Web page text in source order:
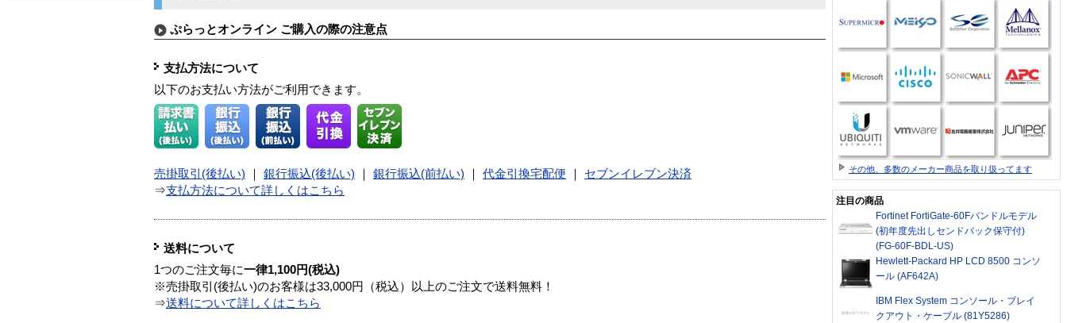
ぷらっとオンライン ご購入の際の注意点
支払方法について
以下のお支払い方法がご利用できます。
売掛取引(後払い) 銀行振込(後払い) 銀行振込(前払い) 代金引換宅配便
セブンイレブン決済
⇒支払方法について詳しくはこちら
送料について
1つのご注文毎に一律1,100円(税込)
※売掛取引(後払い)のお客様は33,000円（税込）以上のご注文で送料無料！
⇒送料について詳しくはこちら
その他、多数のメーカー商品を取り扱ってます
注目の商品
Fortinet FortiGate-60Fバンドルモデル
(初年度先出しセンドバック保守付)
(FG-60F-BDL-US)
Hewlett-Packard HP LCD 8500 コンソ
ール (AF642A)
IBM Flex System コンソール・ブレイ
クアウト・ケーブル (81Y5286)